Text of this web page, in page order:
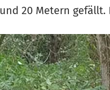
und 20 Metern